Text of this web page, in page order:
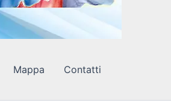
Mappa Contatti